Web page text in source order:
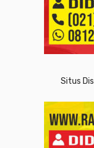
Situs